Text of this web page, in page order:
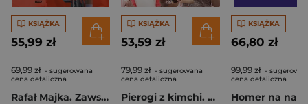
KSIĄŻKA
55,99 zł
69,99 zł - sugerowana
cena detaliczna
Rafał Majka. Zawsze z przodu. Rozmawia Tomasz Kalemba - książka z autografem
KSIĄŻKA
53,59 zł
79,99 zł - sugerowana
cena detaliczna
Pierogi z kimchi. Moje ulubione azjatyckie przepisy
KSIĄŻKA
66,80 zł
99,99 zł -
cena detaliczna